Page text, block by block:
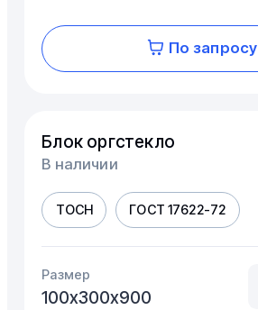
По запросу
Блок оргстекло
В наличии
ТОСН ГОСТ 17622-72
Размер
100х300х900